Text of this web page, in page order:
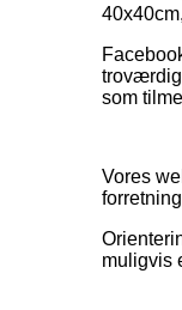
som
Vores
muligvis